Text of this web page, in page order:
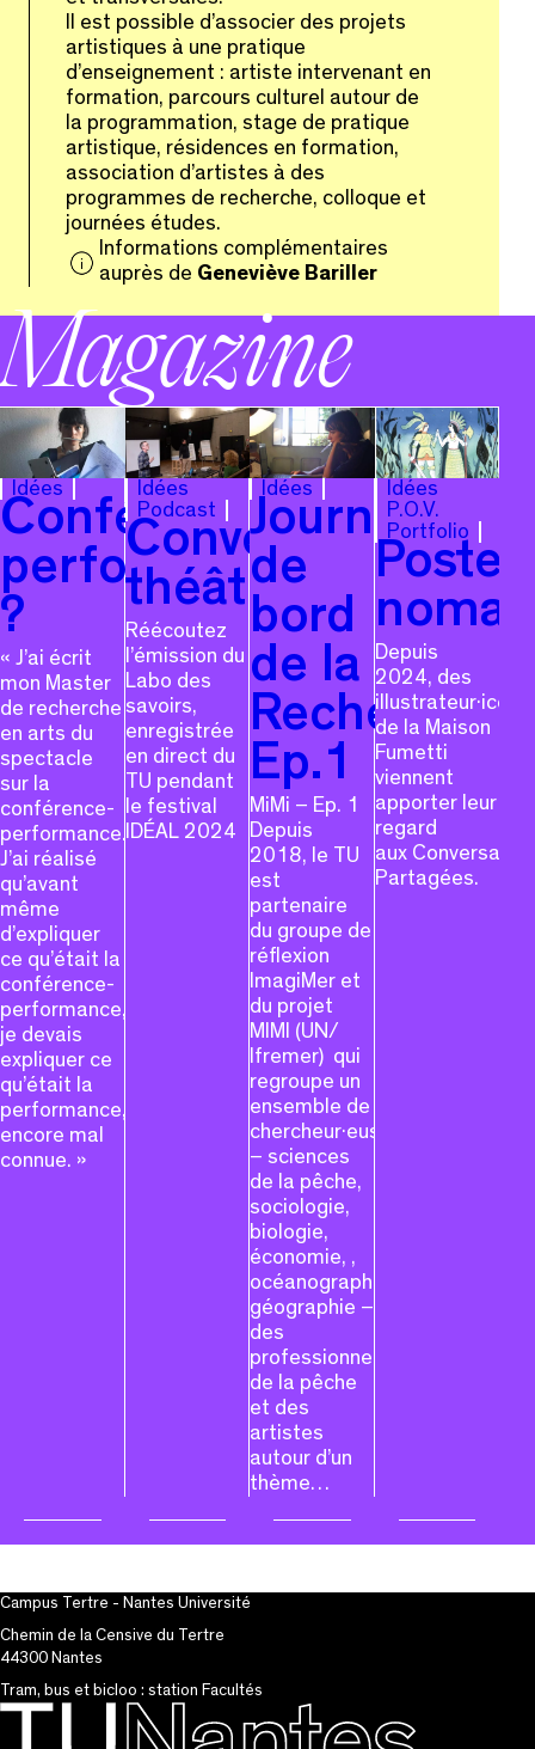
Il est possible d’associer des projets
artistiques à une pratique
d’enseignement : artiste intervenant en
formation, parcours culturel autour de
la programmation, stage de pratique
artistique, résidences en formation,
association d’artistes à des
programmes de recherche, colloque et
journées études.
Informations complémentaires
auprès de Geneviève Bariller
Magazine
Idées
Conférences-
performances
?
« J’ai écrit
mon Master
de recherche
en arts du
spectacle
sur la
conférence-
performance.
J’ai réalisé
qu’avant
même
d’expliquer
ce qu’était la
conférence-
performance,
je devais
expliquer ce
qu’était la
performance,
encore mal
connue. »
Idées
Podcast
Conversations
théâtrales
Réécoutez
l’émission du
Labo des
savoirs,
enregistrée
en direct du
TU pendant
le festival
IDÉAL 2024
Idées
Journal
de
bord
de la
Recherche,
Ep.1
MiMi – Ep. 1
Depuis
2018, le TU
est
partenaire
du groupe de
réflexion
ImagiMer et
du projet
MIMI (UN/
Ifremer) qui
regroupe un
ensemble de
chercheur·euses
– sciences
de la pêche,
sociologie,
biologie,
économie, ,
océanographie,
géographie –
des
professionnels
de la pêche
et des
artistes
autour d’un
thème…
Idées
P.O.V.
Portfolio
Depuis
2024, des
illustrateur·ices
de la Maison
Fumetti
viennent
apporter leur
regard
aux
Partagées.
Campus Tertre - Nantes Université
Chemin de la Censive du Tertre
44300 Nantes
Tram, bus et bicloo : station Facultés